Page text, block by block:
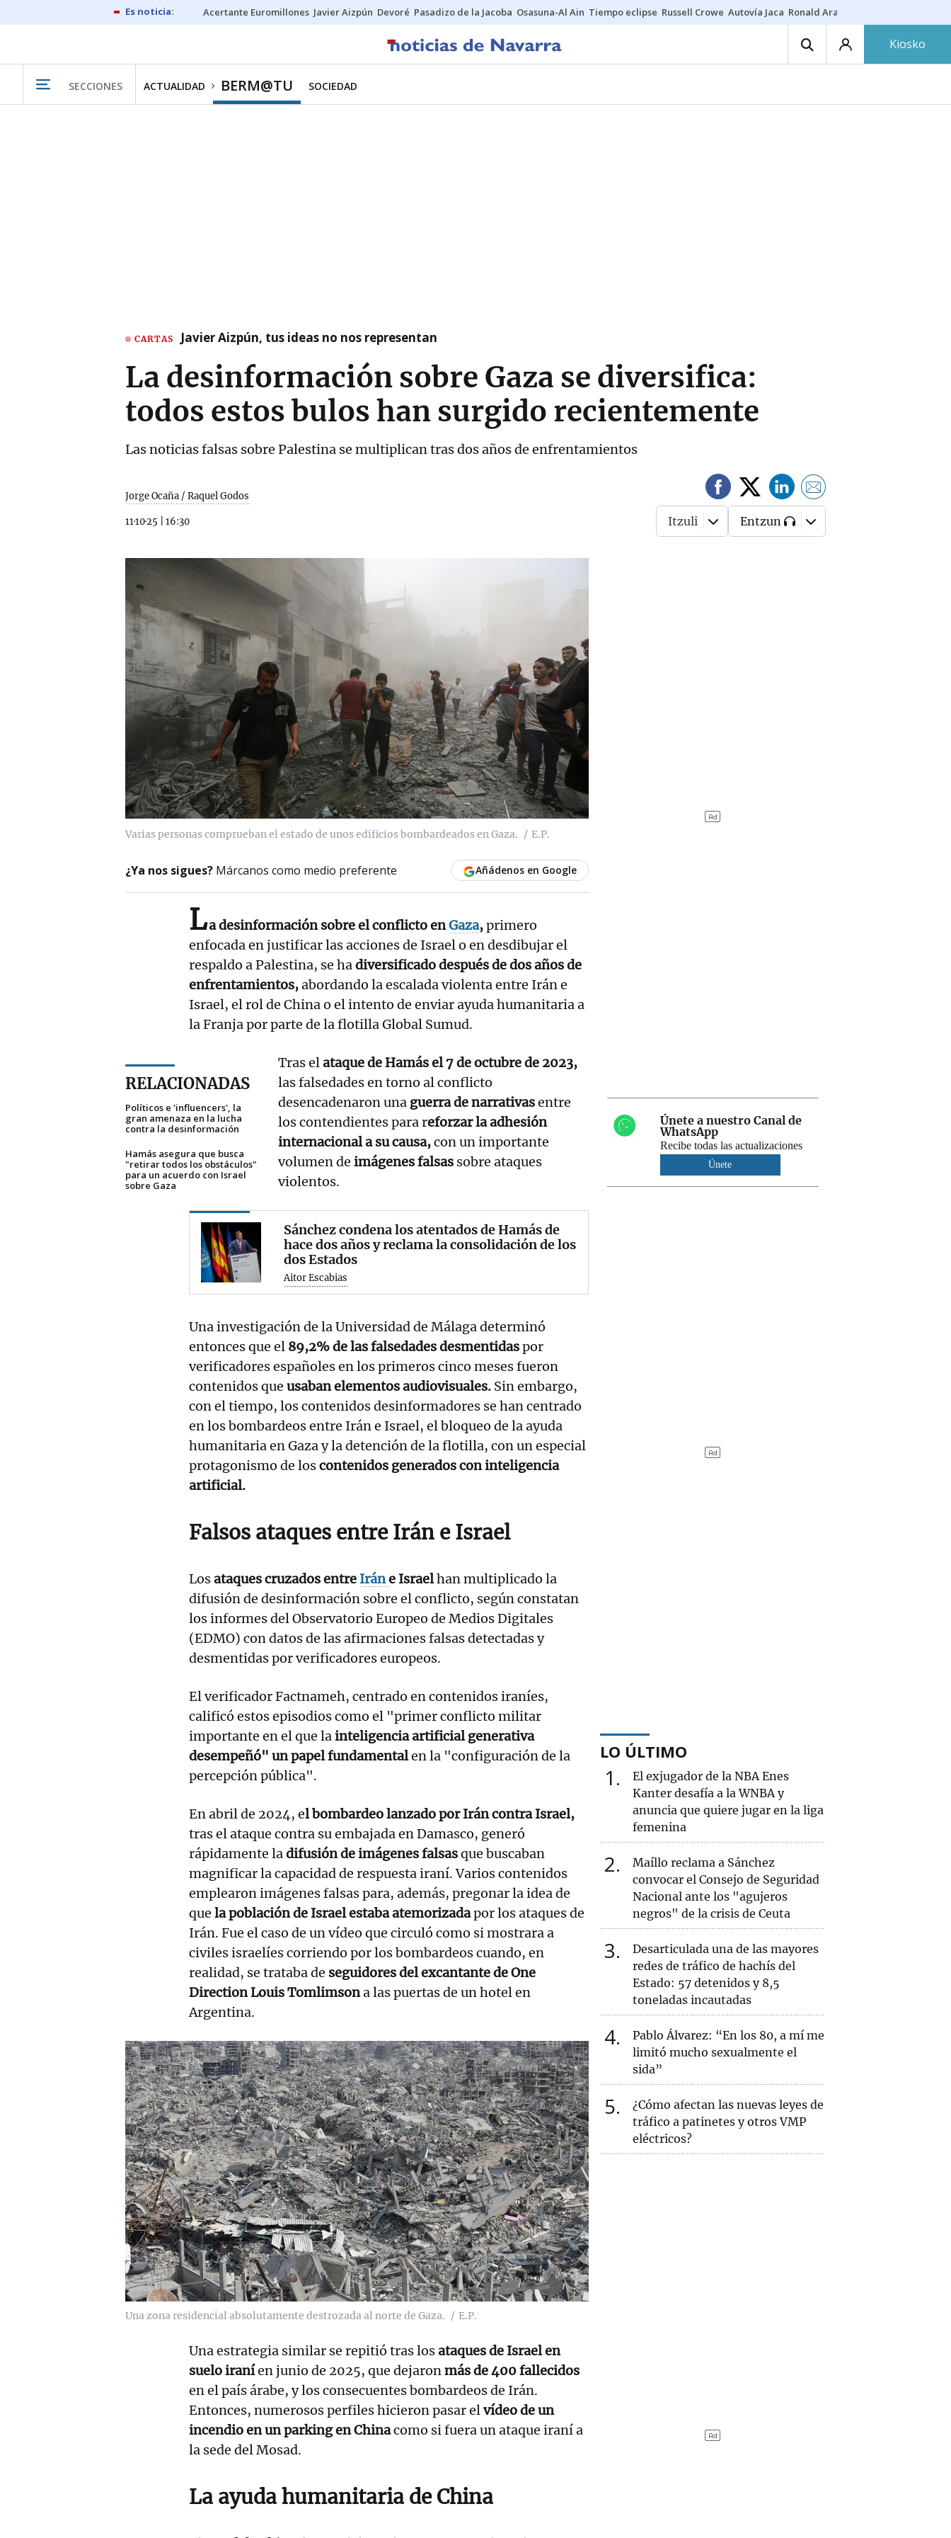
Acertante Euromillones Javier Aizpún Devoré Pasadizo de la Jacoba Osasuna-Al Ain Tiempo eclipse Russell Crowe Autovía Jaca Ronald Araújo
Kiosko
SECCIONES ACTUALIDAD BERM@TU SOCIEDAD
CARTAS Javier Aizpún, tus ideas no nos representan
La desinformación sobre Gaza se diversifica:
todos estos bulos han surgido recientemente
Las noticias falsas sobre Palestina se multiplican tras dos años de enfrentamientos
Jorge Ocaña / Raquel Godos
11·10·25 16:30 Itzuli Entzun
Varias personas comprueban el estado de unos edificios bombardeados en Gaza. E.P.
¿Ya nos sigues? Márcanos como medio preferente Añádenos en Google
La desinformación sobre el conflicto enGaza,primero
enfocada en justificar las acciones de Israel o en desdibujar el
respaldo a Palestina, se hadiversificado después de dos años de
enfrentamientos,abordando la escalada violenta entre Irán e
Israel, el rol de China o el intento de enviar ayuda humanitaria a
la Franja por parte de la flotilla Global Sumud.
RELACIONADAS
Políticos e 'influencers', la
gran amenaza en la lucha
contra la desinformación
Hamás asegura que busca
"retirar todos los obstáculos"
para un acuerdo con Israel
sobre Gaza
Tras elataque de Hamás el 7 de octubre de 2023,
las falsedades en torno al conflicto
desencadenaron una guerra de narrativasentre
los contendientes para reforzar la adhesión
internacional a su causa,con un importante
volumen deimágenes falsas sobre ataques
violentos.
Sánchez condena los atentados de Hamás de
hace dos años y reclama la consolidación de los
dos Estados
Aitor Escabias
Una investigación de la Universidad de Málaga determinó
entonces que el 89,2% de las falsedades desmentidaspor
verificadores españoles en los primeros cinco meses fueron
contenidos que usaban elementos audiovisuales. Sin embargo,
con el tiempo, los contenidos desinformadores se han centrado
en los bombardeos entre Irán e Israel, el bloqueo de la ayuda
humanitaria en Gaza y la detención de la flotilla, con un especial
protagonismo de loscontenidos generados con inteligencia
artificial.
Falsos ataques entre Irán e Israel
Losataques cruzados entre Iráne Israelhan multiplicado la
difusión de desinformación sobre el conflicto, según constatan
los informes del Observatorio Europeo de Medios Digitales
(EDMO) con datos de las afirmaciones falsas detectadas y
desmentidas por verificadores europeos.
El verificador Factnameh, centrado en contenidos iraníes,
calificó estos episodios como el "primer conflicto militar
importante en el que lainteligencia artificial generativa
desempeñó" un papel fundamentalen la "configuración de la
percepción pública".
En abril de 2024, el bombardeo lanzado por Irán contra Israel,
tras el ataque contra su embajada en Damasco, generó
rápidamente ladifusión de imágenes falsasque buscaban
magnificar la capacidad de respuesta iraní. Varios contenidos
emplearon imágenes falsas para, además, pregonar la idea de
que la población de Israel estaba atemorizadapor los ataques de
Irán. Fue el caso de un vídeo que circuló como si mostrara a
civiles israelíes corriendo por los bombardeos cuando, en
realidad, se trataba de seguidores del excantante de One
Direction Louis Tomlimsona las puertas de un hotel en
Argentina.
Una zona residencial absolutamente destrozada al norte de Gaza. E.P.
Una estrategia similar se repitió tras losataques de Israel en
suelo iraníen junio de 2025, que dejaronmás de 400 fallecidos
en el país árabe, y los consecuentes bombardeos de Irán.
Entonces, numerosos perfiles hicieron pasar elvídeo de un
incendio en un parking en Chinacomo si fuera un ataque iraní a
la sede del Mosad.
La ayuda humanitaria de China
Únete a nuestro Canal de
WhatsApp
Recibe todas las actualizaciones
Únete
LO ÚLTIMO
1
El exjugador de la NBA Enes
Kanter desafía a la WNBA y
anuncia que quiere jugar en la liga
femenina
2
Maíllo reclama a Sánchez
convocar el Consejo de Seguridad
Nacional ante los "agujeros
negros" de la crisis de Ceuta
3
Desarticulada una de las mayores
redes de tráfico de hachís del
Estado: 57 detenidos y 8,5
toneladas incautadas
4
Pablo Álvarez: “En los 80, a mí me
limitó mucho sexualmente el
sida”
5
¿Cómo afectan las nuevas leyes de
tráfico a patinetes y otros VMP
eléctricos?